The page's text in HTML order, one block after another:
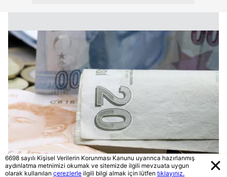
6698 sayılı Kişisel Verilerin Korunması Kanunu uyarınca hazırlanmış
aydınlatma metnimizi okumak ve sitemizde ilgili mevzuata uygun
olarak kullanılan çerezlerle ilgili bilgi almak için lütfen tıklayınız.